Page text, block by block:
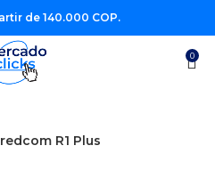
de 140.000 COP.
0
R1 Plus